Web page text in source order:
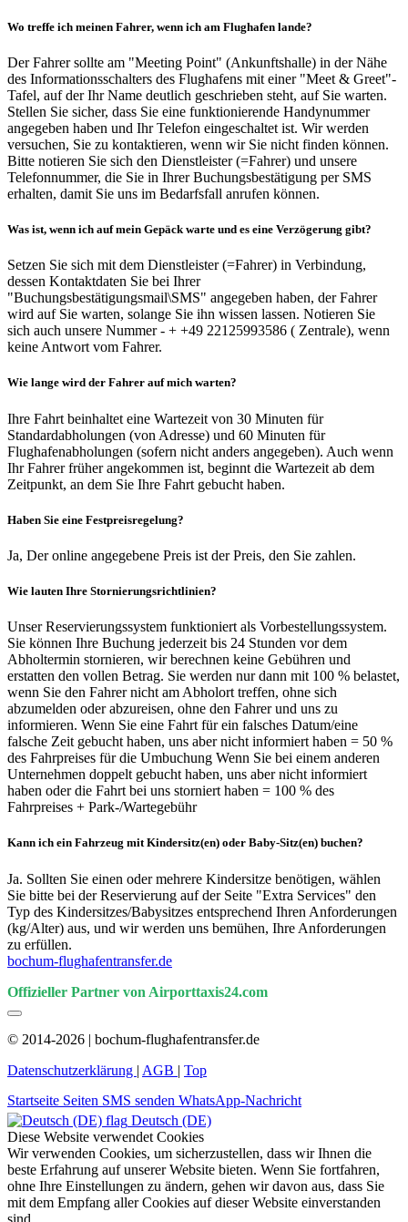
Wo treffe ich meinen Fahrer, wenn ich am Flughafen lande?
Der Fahrer sollte am "Meeting Point" (Ankunftshalle) in der Nähe
des Informationsschalters des Flughafens mit einer "Meet & Greet"-
Tafel, auf der Ihr Name deutlich geschrieben steht, auf Sie warten.
Stellen Sie sicher, dass Sie eine funktionierende Handynummer
angegeben haben und Ihr Telefon eingeschaltet ist. Wir werden
versuchen, Sie zu kontaktieren, wenn wir Sie nicht finden können.
Bitte notieren Sie sich den Dienstleister (=Fahrer) und unsere
Telefonnummer, die Sie in Ihrer Buchungsbestätigung per SMS
erhalten, damit Sie uns im Bedarfsfall anrufen können.
Was ist, wenn ich auf mein Gepäck warte und es eine Verzögerung gibt?
Setzen Sie sich mit dem Dienstleister (=Fahrer) in Verbindung,
dessen Kontaktdaten Sie bei Ihrer
"Buchungsbestätigungsmail\SMS" angegeben haben, der Fahrer
wird auf Sie warten, solange Sie ihn wissen lassen. Notieren Sie
sich auch unsere Nummer - + +49 22125993586 ( Zentrale), wenn
keine Antwort vom Fahrer.
Wie lange wird der Fahrer auf mich warten?
Ihre Fahrt beinhaltet eine Wartezeit von 30 Minuten für
Standardabholungen (von Adresse) und 60 Minuten für
Flughafenabholungen (sofern nicht anders angegeben). Auch wenn
Ihr Fahrer früher angekommen ist, beginnt die Wartezeit ab dem
Zeitpunkt, an dem Sie Ihre Fahrt gebucht haben.
Haben Sie eine Festpreisregelung?
Ja, Der online angegebene Preis ist der Preis, den Sie zahlen.
Wie lauten Ihre Stornierungsrichtlinien?
Unser Reservierungssystem funktioniert als Vorbestellungssystem.
Sie können Ihre Buchung jederzeit bis 24 Stunden vor dem
Abholtermin stornieren, wir berechnen keine Gebühren und
erstatten den vollen Betrag. Sie werden nur dann mit 100 % belastet,
wenn Sie den Fahrer nicht am Abholort treffen, ohne sich
abzumelden oder abzureisen, ohne den Fahrer und uns zu
informieren. Wenn Sie eine Fahrt für ein falsches Datum/eine
falsche Zeit gebucht haben, uns aber nicht informiert haben = 50 %
des Fahrpreises für die Umbuchung Wenn Sie bei einem anderen
Unternehmen doppelt gebucht haben, uns aber nicht informiert
haben oder die Fahrt bei uns storniert haben = 100 % des
Fahrpreises + Park-/Wartegebühr
Kann ich ein Fahrzeug mit Kindersitz(en) oder Baby-Sitz(en) buchen?
Ja. Sollten Sie einen oder mehrere Kindersitze benötigen, wählen
Sie bitte bei der Reservierung auf der Seite "Extra Services" den
Typ des Kindersitzes/Babysitzes entsprechend Ihren Anforderungen
(kg/Alter) aus, und wir werden uns bemühen, Ihre Anforderungen
zu erfüllen.
bochum-flughafentransfer.de
Offizieller Partner von Airporttaxis24.com
© 2014-2026 | bochum-flughafentransfer.de
Datenschutzerklärung | AGB | Top
Startseite Seiten SMS senden WhatsApp-Nachricht
Deutsch (DE)
Diese Website verwendet Cookies
Wir verwenden Cookies, um sicherzustellen, dass wir Ihnen die
beste Erfahrung auf unserer Website bieten. Wenn Sie fortfahren,
ohne Ihre Einstellungen zu ändern, gehen wir davon aus, dass Sie
mit dem Empfang aller Cookies auf dieser Website einverstanden
sind.